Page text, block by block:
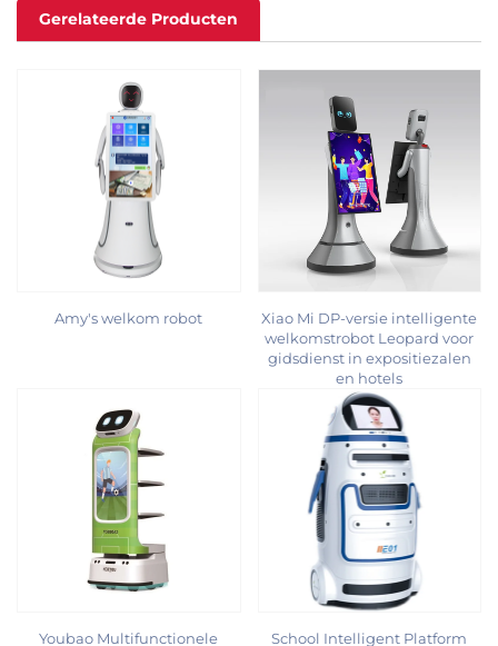
Gerelateerde Producten
Amy's welkom robot
Xiao Mi DP-versie intelligente
welkomstrobot Leopard voor
gidsdienst in expositiezalen
en hotels
Youbao Multifunctionele
School Intelligent Platform